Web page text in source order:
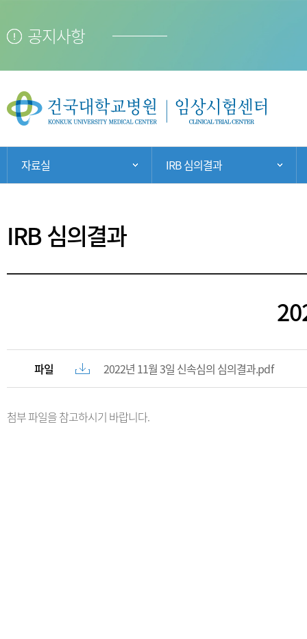
공지사항
위
자료실 주 메뉴 목록 열기
IRB 심의결과
IRB 심의결과
파일 2022년 11월 3일 신속심의 심의결과.pdf
첨부 파일을 참고하시기 바랍니다.